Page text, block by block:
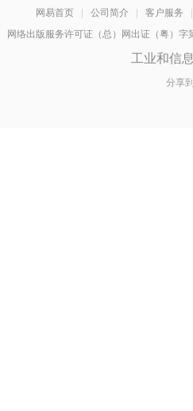
网易首页 | 公司简介 | 客户服务
|
网络出版服务许可证（总）网出证（粤）
工业和信
分享